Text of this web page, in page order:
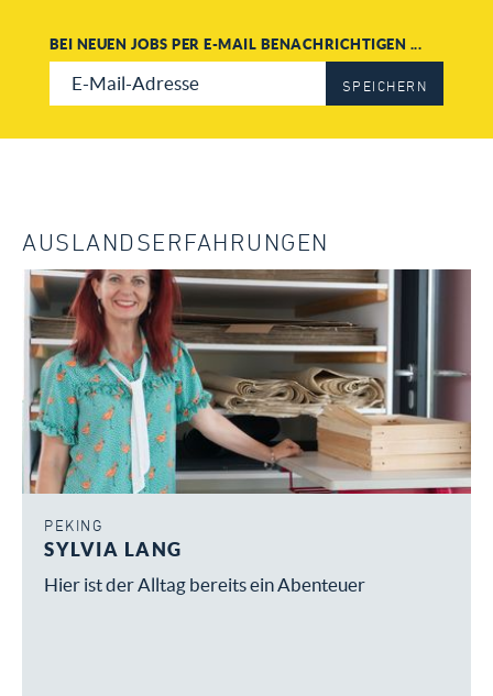
BEI NEUEN JOBS PER E-MAIL BENACHRICHTIGEN ...
SPEICHERN
AUSLANDSERFAHRUNGEN
PEKING
SYLVIA LANG
Hier ist der Alltag bereits ein Abenteuer